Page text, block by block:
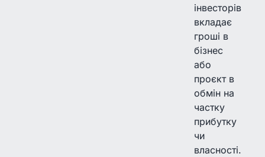
інвесторів
вкладає
гроші в
бізнес
або
проєкт в
обмін на
частку
прибутку
чи
власності.